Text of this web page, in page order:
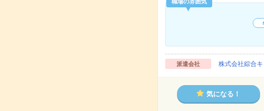
職場の雰囲気
派遣会社 株式会社綜合
気になる！